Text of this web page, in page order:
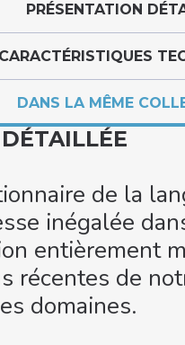
PRÉSENTATION
CARACTÉRISTIQUES
DANS LA MÊME
de la
inégalée
entièrement
récentes de
domaines.